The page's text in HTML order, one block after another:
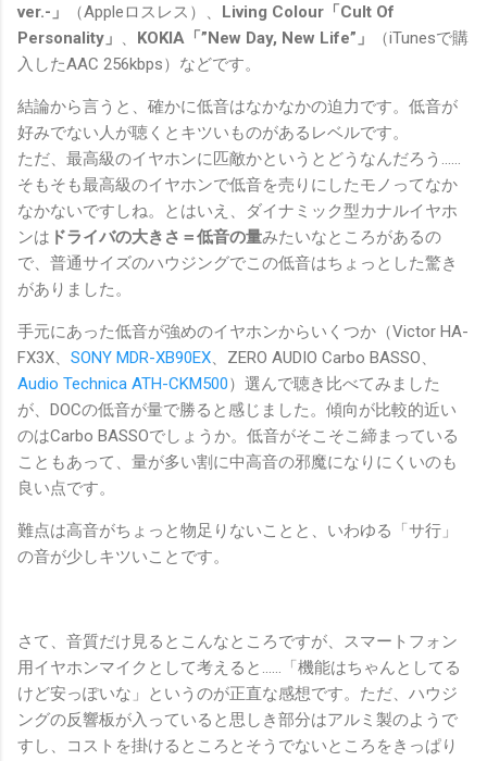
ver.-」
（Appleロスレス）、 Living Colour「Cult Of
Personality」
KOKIA「”New Day, New Life”」
（iTunesで購
入したAAC 256kbps）などです。
結論から言うと、確かに低音はなかなかの迫力です。低音が
好みでない人が聴くとキツいものがあるレベルです。
ただ、最高級のイヤホンに匹敵かというとどうなんだろう……
そもそも最高級のイヤホンで低音を売りにしたモノってなか
なかないですしね。とはいえ、ダイナミック型カナルイヤホ
ンは ドライバの大きさ＝低音の量みたいなところがあるの
で、普通サイズのハウジングでこの低音はちょっとした驚き
がありました。
手元にあった低音が強めのイヤホンからいくつか（Victor HA-
FX3X、 SONY MDR-XB90EX 、ZERO AUDIO Carbo BASSO、
Audio Technica ATH-CKM500）選んで聴き比べてみました
が、DOCの低音が量で勝ると感じました。傾向が比較的近い
のはCarbo BASSOでしょうか。低音がそこそこ締まっている
こともあって、量が多い割に中高音の邪魔になりにくいのも
良い点です。
難点は高音がちょっと物足りないことと、いわゆる「サ行」
の音が少しキツいことです。
さて、音質だけ見るとこんなところですが、スマートフォン
用イヤホンマイクとして考えると……「機能はちゃんとしてる
けど安っぽいな」というのが正直な感想です。ただ、ハウジ
ングの反響板が入っていると思しき部分はアルミ製のようで
すし、コストを掛けるところとそうでないところをきっぱり